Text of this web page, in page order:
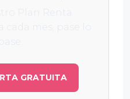
GRATUITA